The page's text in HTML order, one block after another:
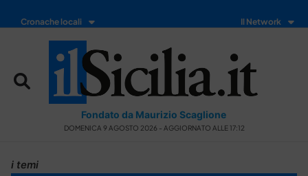
Cronache locali Il Network
Fondato da Maurizio Scaglione
DOMENICA 9 AGOSTO 2026 - AGGIORNATO ALLE 17:12
i temi